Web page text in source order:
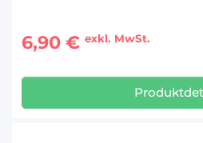
6,90 € exkl. MwSt.